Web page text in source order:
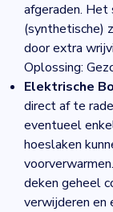
afgeraden. Het
(synthetische)
door extra
Oplossing:
Elektrische
direct af te
eventueel
hoeslaken
deken geheel
verwijderen en